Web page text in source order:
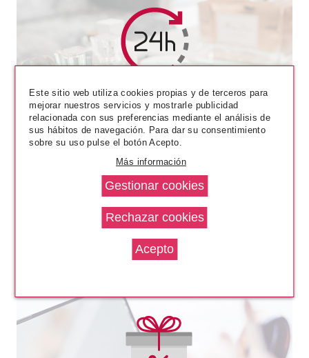
ESSENCE 2 IN 1 EYESHADOW
& LINER SOMBRA Y
PERFILADOR DE OJOS 03
LIGHT ME UP
Pvr 3.95€
-15%
desde
3.35€
ESSENCE
Este sitio web utiliza cookies propias y de terceros para
mejorar nuestros servicios y mostrarle publicidad
relacionada con sus preferencias mediante el análisis de
sus hábitos de navegación. Para dar su consentimiento
sobre su uso pulse el botón Acepto.
Más información